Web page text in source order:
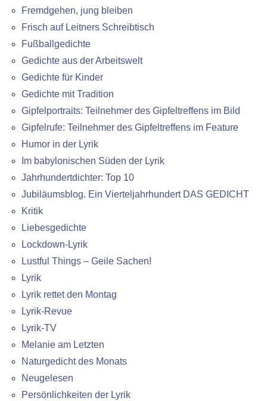
Fremdgehen, jung bleiben
Frisch auf Leitners Schreibtisch
Fußballgedichte
Gedichte aus der Arbeitswelt
Gedichte für Kinder
Gedichte mit Tradition
Gipfelportraits: Teilnehmer des Gipfeltreffens im Bild
Gipfelrufe: Teilnehmer des Gipfeltreffens im Feature
Humor in der Lyrik
Im babylonischen Süden der Lyrik
Jahrhundertdichter: Top 10
Jubiläumsblog. Ein Vierteljahrhundert DAS GEDICHT
Kritik
Liebesgedichte
Lockdown-Lyrik
Lustful Things – Geile Sachen!
Lyrik
Lyrik rettet den Montag
Lyrik-Revue
Lyrik-TV
Melanie am Letzten
Naturgedicht des Monats
Neugelesen
Persönlichkeiten der Lyrik